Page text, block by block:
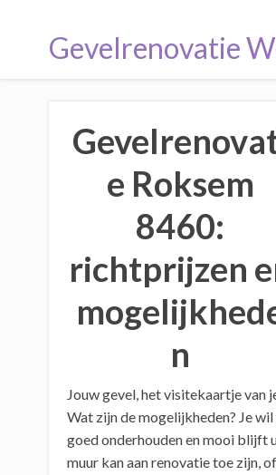
Gevelrenovatie
e Roksem
8460:
richtprijzen
n
Jouw gevel, het visitekaartje van
Wat zijn de mogelijkheden? Je
goed onderhouden en mooi blijft
muur kan aan renovatie toe zijn,